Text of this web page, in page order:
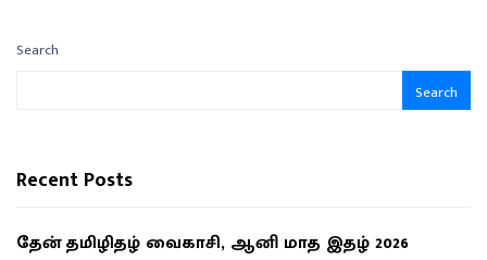
Search
Search
Recent Posts
தேன் தமிழிதழ் வைகாசி, ஆனி மாத இதழ் 2026